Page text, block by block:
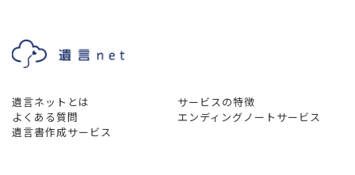
遺言ネットとは
サービスの特徴
よくある質問
エンディングノートサービス
遺言書作成サービス